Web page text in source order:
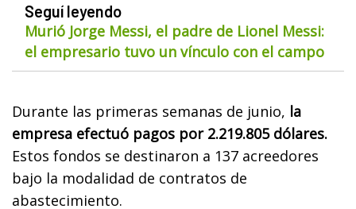
Seguí leyendo
Murió Jorge Messi, el padre de Lionel Messi:
el empresario tuvo un vínculo con el campo
Durante las primeras semanas de junio, la
empresa efectuó pagos por 2.219.805 dólares.
Estos fondos se destinaron a 137 acreedores
bajo la modalidad de contratos de
abastecimiento.